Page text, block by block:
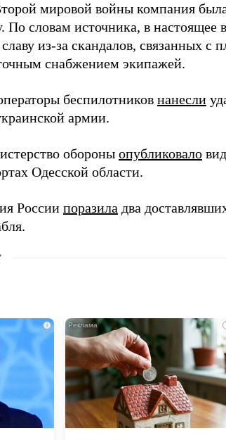
мировой войны компания
По словам источника, в
из-за скандалов, связанных с
снабжением экипажей.
беспилотников нанесли
армии.
обороны опубликовало
Одесской области.
России поразила два
i